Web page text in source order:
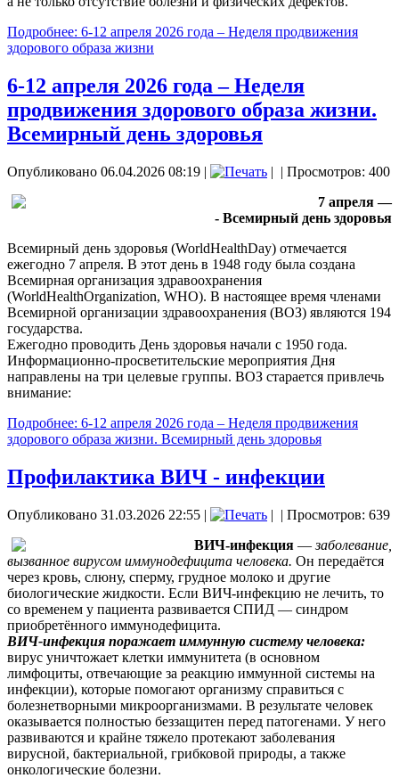
Подробнее: 6-12 апреля 2026 года – Неделя продвижения
здорового образа жизни
6-12 апреля 2026 года – Неделя
продвижения здорового образа жизни.
Всемирный день здоровья
Опубликовано 06.04.2026 08:19 | | | Просмотров: 400
7 апреля —
- Всемирный день здоровья
Всемирный день здоровья (WorldHealthDay) отмечается
ежегодно 7 апреля. В этот день в 1948 году была создана
Всемирная организация здравоохранения
(WorldHealthOrganization, WHO). В настоящее время членами
Всемирной организации здравоохранения (ВОЗ) являются 194
государства.
Ежегодно проводить День здоровья начали с 1950 года.
Информационно-просветительские мероприятия Дня
направлены на три целевые группы. ВОЗ старается привлечь
внимание:
Подробнее: 6-12 апреля 2026 года – Неделя продвижения
здорового образа жизни. Всемирный день здоровья
Профилактика ВИЧ - инфекции
Опубликовано 31.03.2026 22:55 | | | Просмотров: 639
ВИЧ-инфекция —заболевание,
вызванное вирусом иммунодефицита человека. Он передаётся
через кровь, слюну, сперму, грудное молоко и другие
биологические жидкости. Если ВИЧ-инфекцию не лечить, то
со временем у пациента развивается СПИД — синдром
приобретённого иммунодефицита.
ВИЧ-инфекция поражает иммунную систему человека:
вирус уничтожает клетки иммунитета (в основном
лимфоциты, отвечающие за реакцию иммунной системы на
инфекции), которые помогают организму справиться с
болезнетворными микроорганизмами. В результате человек
оказывается полностью беззащитен перед патогенами. У него
развиваются и крайне тяжело протекают заболевания
вирусной, бактериальной, грибковой природы, а также
онкологические болезни.